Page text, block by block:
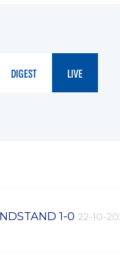
DIGEST LIVE
1-0 22-10-